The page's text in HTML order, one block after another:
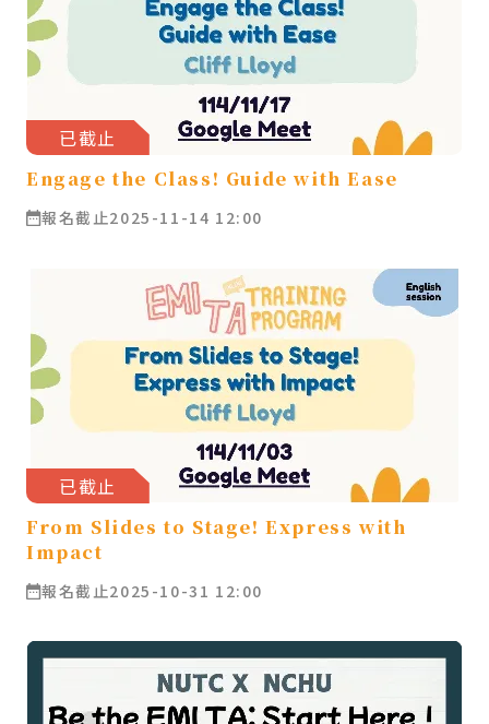
已截止
Engage the Class! Guide with Ease
報名截止2025-11-14 12:00
已截止
From Slides to Stage! Express with
Impact
報名截止2025-10-31 12:00